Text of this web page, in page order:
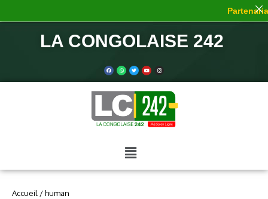
LA CONGOLAISE 242
Accueil /human